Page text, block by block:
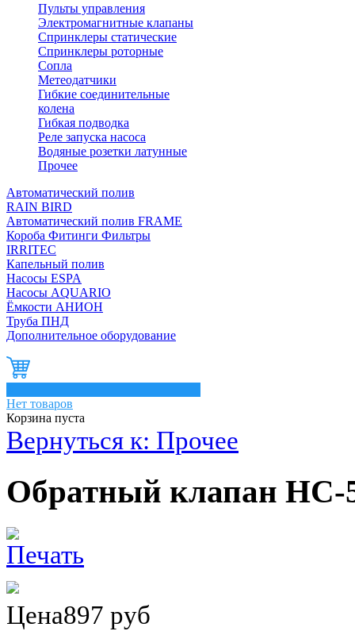
Пульты управления
Электромагнитные клапаны
Спринклеры статические
Спринклеры роторные
Сопла
Метеодатчики
Гибкие соединительные
колена
Гибкая подводка
Реле запуска насоса
Водяные розетки латунные
Прочее
Автоматический полив
RAIN BIRD
Автоматический полив FRAME
Короба Фитинги Фильтры
IRRITEC
Капельный полив
Насосы ESPA
Насосы AQUARIO
Ёмкости АНИОН
Труба ПНД
Дополнительное оборудование
Нет товаров
Корзина пуста
Вернуться к: Прочее
Обратный клапан
Цена897 руб